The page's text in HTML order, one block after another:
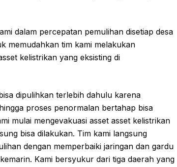
dalam percepatan pemulihan disetiap desa
memudahkan tim kami melakukan
kelistrikan yang eksisting di
dipulihkan terlebih dahulu karena
proses penormalan bertahap bisa
mulai mengevakuasi asset asset kelistrikan
bisa dilakukan. Tim kami langsung
dengan memperbaiki jaringan dan gardu
Kami bersyukur dari tiga daerah yang